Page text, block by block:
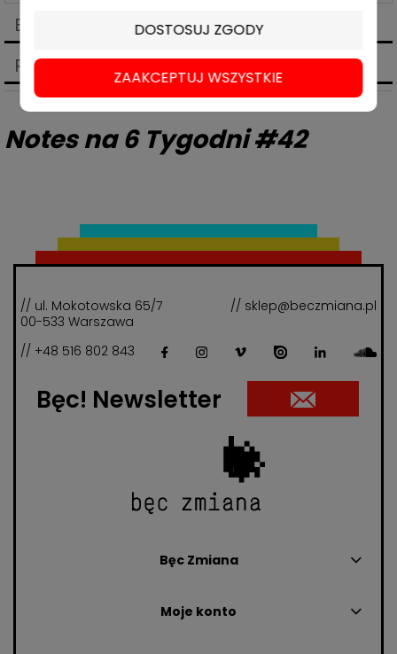
Bezpieczeństwo
Produkty powiązane
Notes na 6 Tygodni #42
// ul. Mokotowska 65/7
00-533 Warszawa
// sklep@beczmiana.pl
// +48 516 802 843
Bęc! Newsletter
Bęc Zmiana
Moje konto
DOSTOSUJ ZGODY
ZAAKCEPTUJ WSZYSTKIE